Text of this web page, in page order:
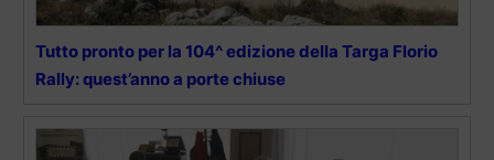
Tutto pronto per la 104^ edizione della Targa Florio
Rally: quest’anno a porte chiuse